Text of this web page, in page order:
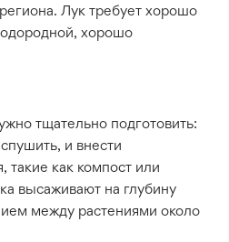
Лук требует хорошо
хорошо
тщательно подготовить:
и внести
такие как компост или
высаживают на глубину
между растениями около